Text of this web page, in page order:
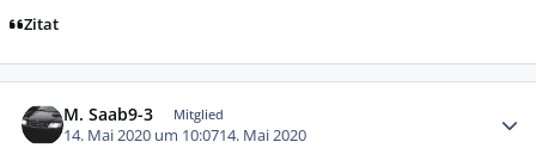
Zitat
M. Saab9-3 Mitglied
14. Mai 2020 um 10:0714. Mai 2020